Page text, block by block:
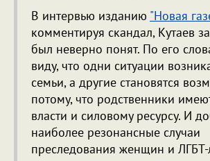
В интервью изданию "Новая
комментируя скандал, Кутаев
был неверно понят. По его
виду, что одни ситуации
семьи, а другие становятся
потому, что родственники
власти и силовому ресурсу. И
наиболее резонансные случаи
преследования женщин и